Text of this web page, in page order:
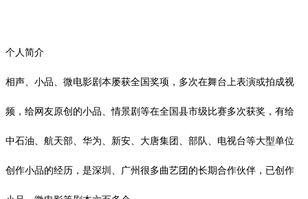
个人简介
相声、小品、微电影剧本屡获全国奖项，多次在舞台上表演或拍成视
频，给网友原创的小品、情景剧等在全国县市级比赛多次获奖，有给
中石油、航天部、华为、新安、大唐集团、部队、电视台等大型单位
创作小品的经历，是深圳、广州很多曲艺团的长期合作伙伴，已创作